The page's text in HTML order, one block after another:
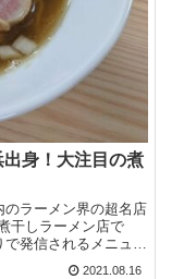
身！大注目の煮
ラーメン界の超名店
干しラーメン店で
発信されるメニュー
2021.08.16